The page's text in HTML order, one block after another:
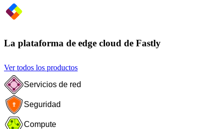
La plataforma de edge cloud de Fastly
Ver todos los productos
Servicios de red
Seguridad
Compute